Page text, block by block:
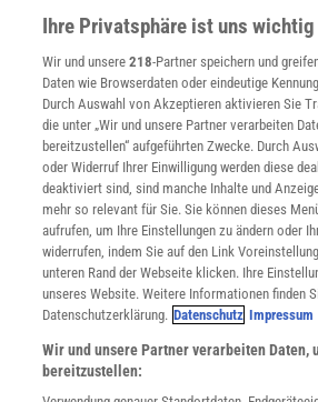
THEMENKANÄLE
Ihre Privatsphäre ist uns wichtig
Wir und unsere218-Partner speichern und
Daten wie Browserdaten oder eindeutige
Durch Auswahl von Akzeptieren aktivieren Sie
die unter „Wir und unsere Partner verarbeiten
bereitzustellen“ aufgeführten Zwecke. Durch
oder Widerruf Ihrer Einwilligung werden diese
deaktiviert sind, sind manche Inhalte und
mehr so relevant für Sie. Sie können dieses
aufrufen, um Ihre Einstellungen zu ändern oder
widerrufen, indem Sie auf den Link
unteren Rand der Webseite klicken. Ihre
unseres Website. Weitere Informationen finden
Datenschutzerklärung. Datenschutz Impressum
Wir und unsere Partner verarbeiten Daten,
bereitzustellen: